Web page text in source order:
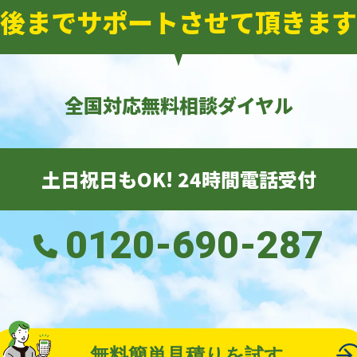
までサポートさせて頂きま
全国対応無料相談ダイヤル
土日祝日もOK! 24時間電話受付
0120-690-287